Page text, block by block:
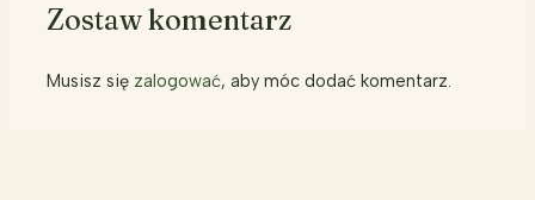
Zostaw komentarz
Musisz się zalogować, aby móc dodać komentarz.